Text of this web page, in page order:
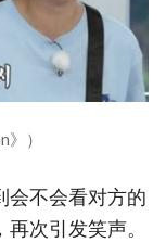
）
会不会看对方的
次引发笑声。